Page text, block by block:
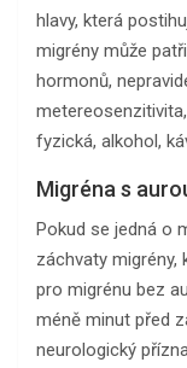
hlavy, která
migrény může
hormonů,
fyzická, alkohol,
Migréna s
Pokud se jedná o
záchvaty migrény,
pro migrénu bez
méně minut před
neurologický